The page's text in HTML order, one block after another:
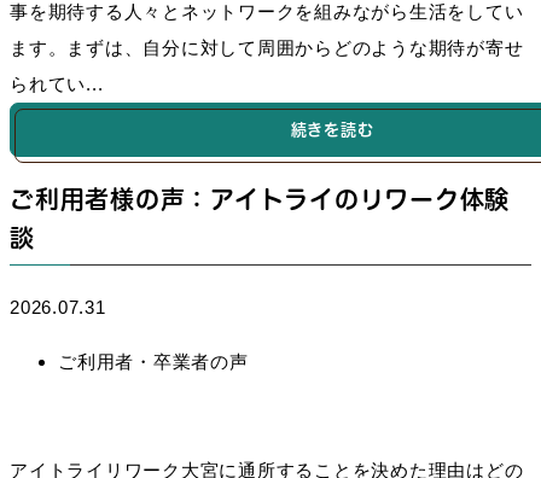
事を期待する人々とネットワークを組みながら生活をしてい
ます。まずは、自分に対して周囲からどのような期待が寄せ
られてい...
続きを読む
ご利用者様の声：アイトライのリワーク体験
談
2026.07.31
ご利用者・卒業者の声
アイトライリワーク大宮に通所することを決めた理由はどの